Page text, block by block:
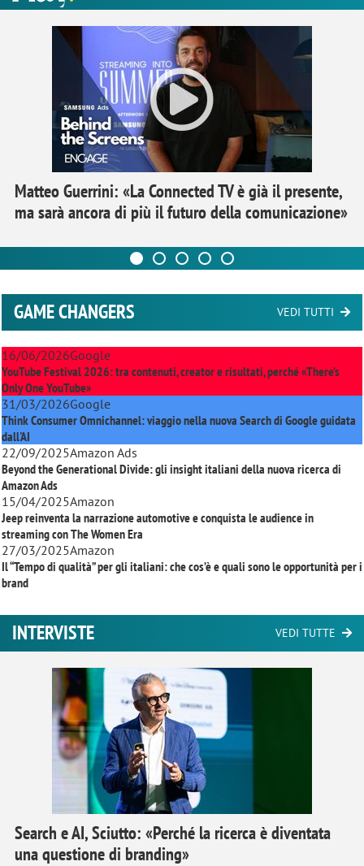
Matteo Guerrini: «La Connected TV è già il presente,
ma sarà ancora di più il futuro della comunicazione»
GAME CHANGERS VEDI TUTTI
16/06/2026Google
YouTube Festival 2026: tra contenuti, creator e risultati, perché «There’s
Only One YouTube»
31/03/2026Google
Think Consumer Omnichannel: viaggio nella nuova Search di Google guidata
dall'AI
22/09/2025Amazon Ads
Beyond the Generational Divide: gli insight italiani della nuova ricerca di
Amazon Ads
15/04/2025Amazon
Jeep reinventa la narrazione automotive e conquista le audience in
streaming conThe Women Era
27/03/2025Amazon
Il “Tempo di qualità” per gli italiani: che cos’è e quali sono le opportunità per i
brand
INTERVISTE VEDI TUTTE
Search e AI, Sciutto: «Perché la ricerca è diventata
una questione di branding»